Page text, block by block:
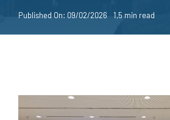
Published On: 09/02/2026 1,5 min read